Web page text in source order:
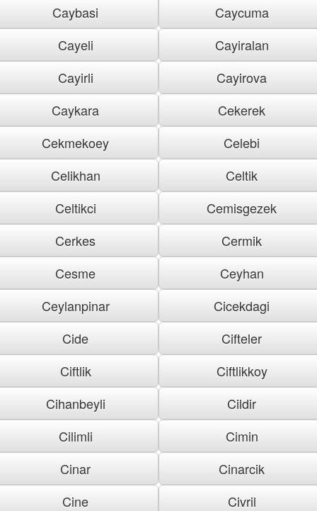
Caybasi
Caycuma
Cayeli
Cayiralan
Cayirli
Cayirova
Caykara
Cekerek
Cekmekoey
Celebi
Celikhan
Celtik
Celtikci
Cemisgezek
Cerkes
Cermik
Cesme
Ceyhan
Ceylanpinar
Cicekdagi
Cide
Cifteler
Ciftlik
Ciftlikkoy
Cihanbeyli
Cildir
Cilimli
Cimin
Cinar
Cinarcik
Cine
Civril